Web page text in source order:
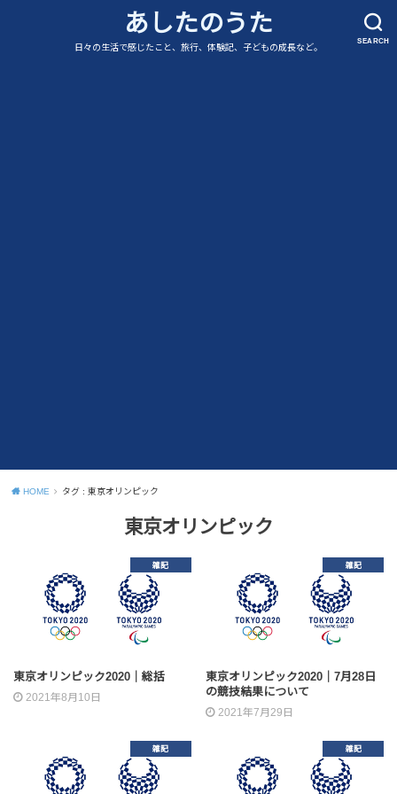
SEARCH
あしたのうた
日々の生活で感じたこと、旅行、体験記、子どもの成長など。
HOME タグ : 東京オリンピック
東京オリンピック
雑記
東京オリンピック2020｜総括
2021年8月10日
雑記
東京オリンピック2020｜7月28日
の競技結果について
2021年7月29日
雑記 雑記